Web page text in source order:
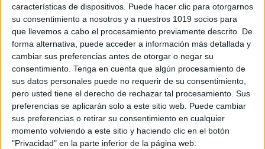
características de dispositivos. Puede hacer clic para otorgarnos
su consentimiento a nosotros y a nuestros 1019 socios para
que llevemos a cabo el procesamiento previamente descrito. De
forma alternativa, puede acceder a información más detallada y
cambiar sus preferencias antes de otorgar o negar su
consentimiento. Tenga en cuenta que algún procesamiento de
sus datos personales puede no requerir de su consentimiento,
pero usted tiene el derecho de rechazar tal procesamiento. Sus
preferencias se aplicarán solo a este sitio web. Puede cambiar
sus preferencias o retirar su consentimiento en cualquier
momento volviendo a este sitio y haciendo clic en el botón
"Privacidad" en la parte inferior de la página web.